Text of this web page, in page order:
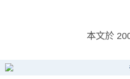
本文於